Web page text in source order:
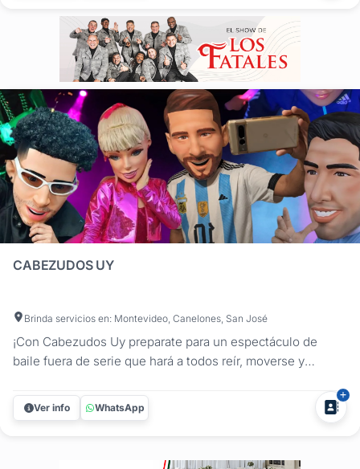
CABEZUDOS UY
Brinda servicios en: Montevideo, Canelones, San José
¡Con Cabezudos Uy preparate para un espectáculo de
baile fuera de serie que hará a todos reír, moverse y
Cabezudos, te invitan a un show de entretenimiento como
ningún otro. Si alguna vez soñaste con ver a tus
Ver info WhatsApp